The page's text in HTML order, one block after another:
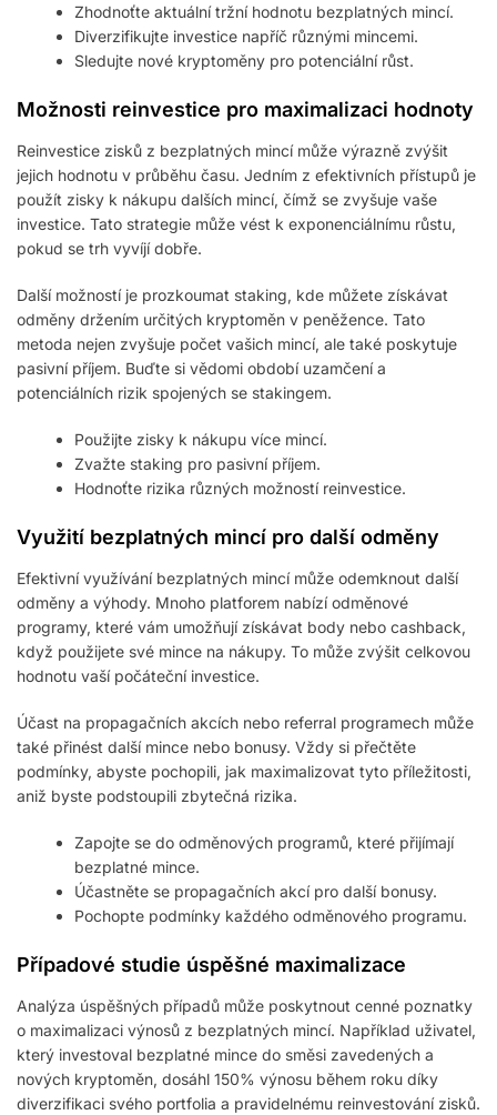
Zhodnoťte aktuální tržní hodnotu bezplatných mincí.
Diverzifikujte investice napříč různými mincemi.
Sledujte nové kryptoměny pro potenciální růst.
Možnosti reinvestice pro maximalizaci hodnoty
Reinvestice zisků z bezplatných mincí může výrazně zvýšit
jejich hodnotu v průběhu času. Jedním z efektivních přístupů je
použít zisky k nákupu dalších mincí, čímž se zvyšuje vaše
investice. Tato strategie může vést k exponenciálnímu růstu,
pokud se trh vyvíjí dobře.
Další možností je prozkoumat staking, kde můžete získávat
odměny držením určitých kryptoměn v peněžence. Tato
metoda nejen zvyšuje počet vašich mincí, ale také poskytuje
pasivní příjem. Buďte si vědomi období uzamčení a
potenciálních rizik spojených se stakingem.
Použijte zisky k nákupu více mincí.
Zvažte staking pro pasivní příjem.
Hodnoťte rizika různých možností reinvestice.
Využití bezplatných mincí pro další odměny
Efektivní využívání bezplatných mincí může odemknout další
odměny a výhody. Mnoho platforem nabízí odměnové
programy, které vám umožňují získávat body nebo cashback,
když použijete své mince na nákupy. To může zvýšit celkovou
hodnotu vaší počáteční investice.
Účast na propagačních akcích nebo referral programech může
také přinést další mince nebo bonusy. Vždy si přečtěte
podmínky, abyste pochopili, jak maximalizovat tyto příležitosti,
aniž byste podstoupili zbytečná rizika.
Zapojte se do odměnových programů, které přijímají
bezplatné mince.
Účastněte se propagačních akcí pro další bonusy.
Pochopte podmínky každého odměnového programu.
Případové studie úspěšné maximalizace
Analýza úspěšných případů může poskytnout cenné poznatky
o maximalizaci výnosů z bezplatných mincí. Například uživatel,
který investoval bezplatné mince do směsi zavedených a
nových kryptoměn, dosáhl 150% výnosu během roku díky
diverzifikaci svého portfolia a pravidelnému reinvestování zisků.